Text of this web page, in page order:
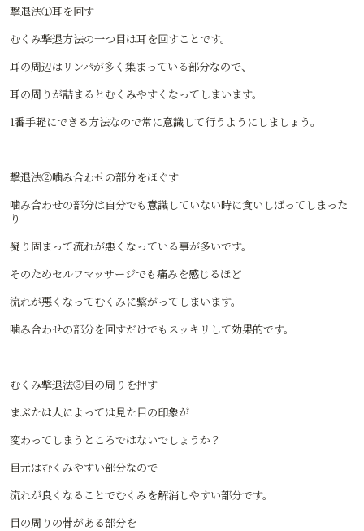
撃退法①耳を回す
むくみ撃退方法の一つ目は耳を回すことです。
耳の周辺はリンパが多く集まっている部分なので、
耳の周りが詰まるとむくみやすくなってしまいます。
1番手軽にできる方法なので常に意識して行うようにしましょう。
撃退法②噛み合わせの部分をほぐす
噛み合わせの部分は自分でも意識していない時に食いしばってしまった
り
凝り固まって流れが悪くなっている事が多いです。
そのためセルフマッサージでも痛みを感じるほど
流れが悪くなってむくみに繋がってしまいます。
噛み合わせの部分を回すだけでもスッキリして効果的です。
むくみ撃退法③目の周りを押す
まぶたは人によっては見た目の印象が
変わってしまうところではないでしょうか？
目元はむくみやすい部分なので
流れが良くなることでむくみを解消しやすい部分です。
目の周りの骨がある部分を